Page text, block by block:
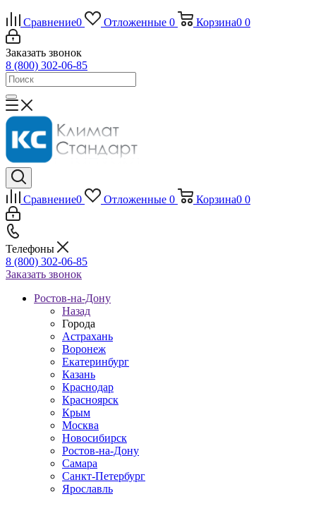
Сравнение0 Отложенные 0 Корзина0 0
Заказать звонок
8 (800) 302-06-85
Сравнение0 Отложенные 0 Корзина0 0
Телефоны
8 (800) 302-06-85
Заказать звонок
Ростов-на-Дону
Назад
Города
Астрахань
Воронеж
Екатеринбург
Казань
Краснодар
Красноярск
Крым
Москва
Новосибирск
Ростов-на-Дону
Самара
Санкт-Петербург
Ярославль